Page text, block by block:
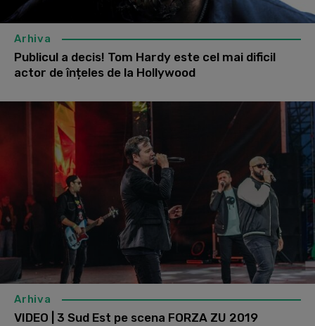
Arhiva
Publicul a decis! Tom Hardy este cel mai dificil
actor de înțeles de la Hollywood
Arhiva
VIDEO | 3 Sud Est pe scena FORZA ZU 2019